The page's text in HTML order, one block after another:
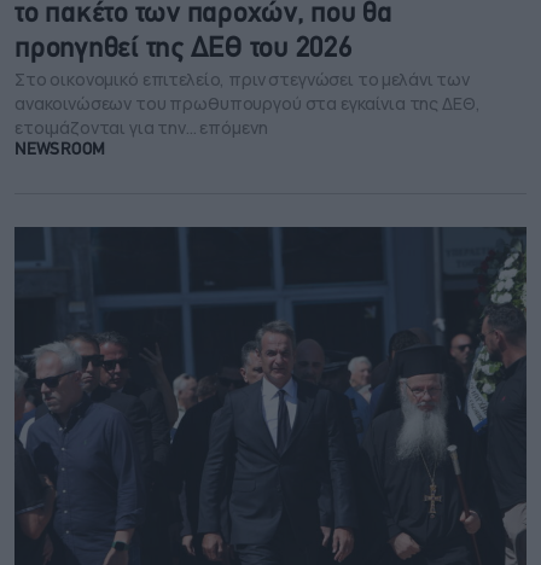
το πακέτο των παροχών, που θα
προηγηθεί της ΔΕΘ του 2026
Στο οικονομικό επιτελείο, πριν στεγνώσει το μελάνι των
ανακοινώσεων του πρωθυπουργού στα εγκαίνια της ΔΕΘ,
ετοιμάζονται για την... επόμενη
NEWSROOM